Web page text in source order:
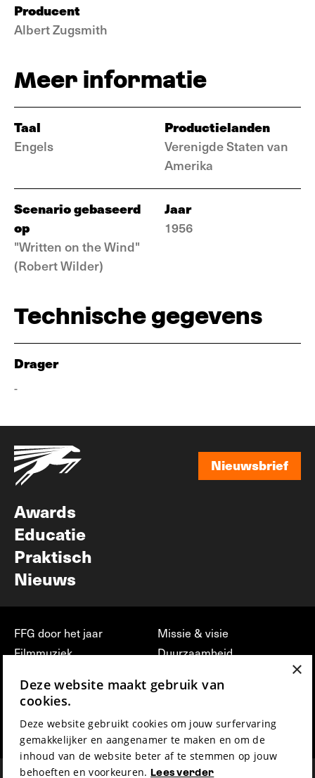
Producent
Albert Zugsmith
Meer informatie
Taal
Engels
Productielanden
Verenigde Staten van
Amerika
Scenario gebaseerd
op
"Written on the Wind"
(Robert Wilder)
Jaar
1956
Technische gegevens
Drager
-
Nieuwsbrief
Awards
Educatie
Praktisch
Nieuws
FFG door het jaar
Filmmuziek
Press & Industry
Film Fest Friends
Missie & visie
Duurzaamheid
vrijwilligerswerk bij FFG
Privacy & Disclaimer
×
Deze website maakt gebruik van
cookies.
Deze website gebruikt cookies om jouw surfervaring
gemakkelijker en aangenamer te maken en om de
inhoud van de website beter af te stemmen op jouw
behoeften en voorkeuren. Lees verder